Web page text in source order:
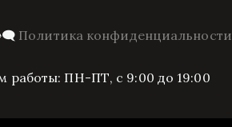
Политика конфиденциальности
работы: ПН-ПТ, с 9:00 до 19:00